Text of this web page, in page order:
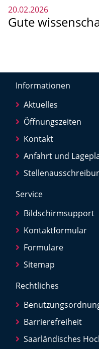
20.02.2026
Gute
Informationen
Aktuelles
Öffnungszeiten
Kontakt
Anfahrt und
Service
Bildschirmsupport
Kontaktformular
Formulare
Sitemap
Rechtliches
Barrierefreiheit
Saarländisches